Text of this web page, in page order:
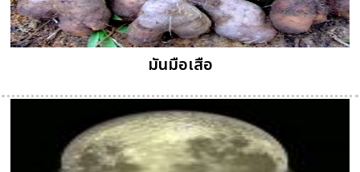
มันมือเสือ